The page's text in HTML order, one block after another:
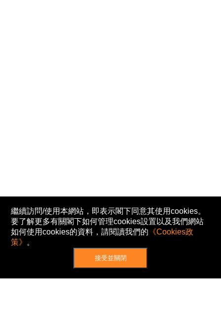
繼續訪問/使用本網站，即表示閣下同意其使用cookies。
要了解更多有關閣下如何管理cookies設置以及我們網站
如何使用cookies的資料，請閱讀我們的 《Cookies政
策》 。
接受並關閉